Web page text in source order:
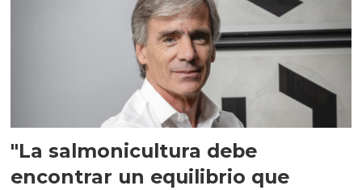
"La salmonicultura debe
encontrar un equilibrio que